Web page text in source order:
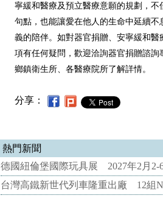
寧緩和醫療及預立醫療意願的規劃，
句點，也能讓愛在他人的生命中延續
義的陪伴。如對器官捐贈、安寧緩和
項有任何疑問，歡迎洽詢器官捐贈諮詢
鄉鎮衛生所、各醫療院所了解詳情。
分享：
熱門新聞
德國紐倫堡國際玩具展 2027年2月2-
台灣高鐵新世代列車隆重出廠 12組